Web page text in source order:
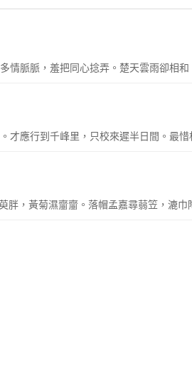
情脈脈，羞把同心捻弄。楚天雲雨卻相和
應行到千峰里，只校來遲半日間。最惜
胖，黃菊濕齏齏。落帽孟嘉尋蒻笠，漉巾